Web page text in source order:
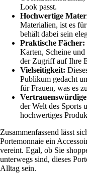
Look passt.
Hochwertige
Materialien, ist es
behält dabei sein
Praktische Fächer:
Karten, Scheine
der Zugriff auf Ihre
Vielseitigkeit:
Publikum gedacht
für Frauen, was es
der Welt des Sports
hochwertiges
Zusammenfassend lässt
Portemonnaie ein
vereint. Egal, ob Sie
unterwegs sind, dieses
Alltag sein.